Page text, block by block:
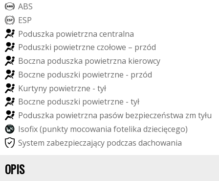
ABS
ESP
Poduszka powietrzna centralna
Poduszki powietrzne czołowe – przód
Boczna poduszka powietrzna kierowcy
Boczne poduszki powietrzne - przód
Kurtyny powietrzne - tył
Boczne poduszki powietrzne - tył
Poduszka powietrzna pasów bezpieczeństwa zm tyłu
Isofx(punkty mocowania fotelika dziecięcego)
System zabezpieczający podczas dachowania
OPIS